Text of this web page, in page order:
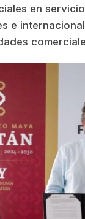
en
e